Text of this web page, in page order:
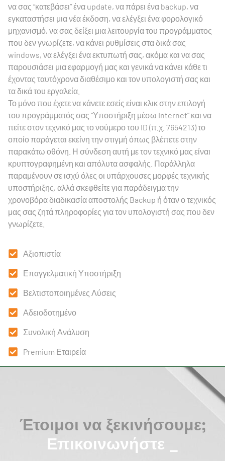
να σας “κατεβάσει” ένα update, να πάρει ένα backup, να
εγκαταστήσει μια νέα έκδοση, να ελέγξει ένα φορολογικό
μηχανισμό, να σας δείξει μια λειτουργία του προγράμματος
που δεν γνωρίζετε, να κάνει ρυθμίσεις στα δικά σας
windows, να ελέγξει ένα εκτυπωτή σας, ακόμα και να σας
παρουσιάσει μια εφαρμογή μας και γενικά να κάνει κάθε τι
έχοντας ταυτόχρονα διαθέσιμο και τον υπολογιστή σας και
τα δικά του εργαλεία.
Το μόνο που έχετε να κάνετε εσείς είναι κλικ στην επιλογή
του προγράμματός σας “Υποστήριξη μέσω Internet” και να
πείτε στον τεχνικό μας το νούμερο του ID (π.χ. 7654213) το
οποίο παράγεται εκείνη την στιγμή όπως βλέπετε στην
παρακάτω οθόνη. Η σύνδεση αυτή με τον τεχνικό μας είναι
κρυπτογραφημένη και απόλυτα ασφαλής. Παράλληλα
παραμένουν σε ισχύ όλες οι υπάρχουσες μορφές τεχνικής
υποστήριξης, αλλά σκεφθείτε για παράδειγμα την
χρονοβόρα διαδικασία αποστολής Backup ή όταν ο τεχνικός
μας σας ζητά πληροφορίες για τον υπολογιστή σας που δεν
γνωρίζετε.
Αξιοπιστία
Επαγγελματική Υποστήριξη
Βελτιστοποιημένες Λύσεις
Αδειοδοτημένο
Συνολική Ανάλυση
Premium Εταιρεία
Έτοιμοι να ξεκινήσουμε;
Επικοινωνήστε μαζ